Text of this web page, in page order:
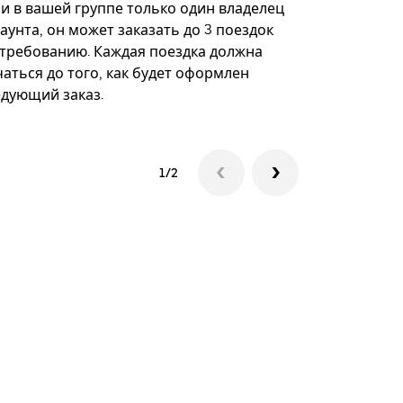
в вашей группе только один владелец
он может заказать до 3 поездок
Каждая поездка должна
до того, как будет оформлен
заказ.
1/2